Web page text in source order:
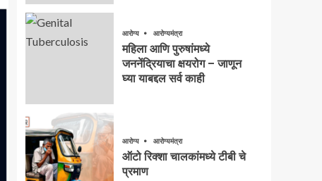
आरोग्य आरोग्यमंत्रा
महिला आणि पुरुषांमध्ये
जननेंद्रियाचा क्षयरोग – जाणून
घ्या याबद्दल सर्व काही
आरोग्य आरोग्यमंत्रा
ऑटो रिक्शा चालकांमध्ये टीबी चे
प्रमाण